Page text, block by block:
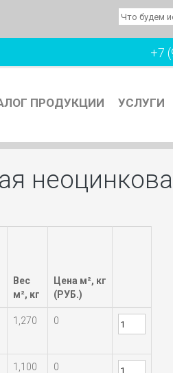
+7
ПРОДУКЦИИ УСЛУГИ
Вес
м², кг
Цена м², кг
(РУБ.)
1,270 0
1,100 0